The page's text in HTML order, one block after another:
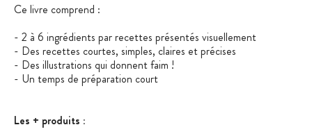
Ce livre comprend :
- 2 à 6 ingrédients par recettes présentés visuellement
- Des recettes courtes, simples, claires et précises
- Des illustrations qui donnent faim !
- Un temps de préparation court
Les + produits :